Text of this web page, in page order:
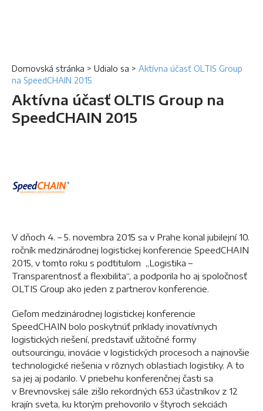
Domovská stránka > Udialo sa > Aktívna účasť OLTIS Group
na SpeedCHAIN 2015
Aktívna účasť OLTIS Group na
SpeedCHAIN 2015
V dňoch 4. – 5. novembra 2015 sa v Prahe konal jubilejní 10.
ročník medzinárodnej logistickej konferencie SpeedCHAIN
2015, v tomto roku s podtitulom „Logistika –
Transparentnosť a flexibilita“, a podporila ho aj spoločnosť
OLTIS Group ako jeden z partnerov konferencie.
Cieľom medzinárodnej logistickej konferencie
SpeedCHAIN bolo poskytnúť príklady inovatívnych
logistických riešení, predstaviť užitočné formy
outsourcingu, inovácie v logistických procesoch a najnovšie
technologické riešenia v rôznych oblastiach logistiky. A to
sa jej aj podarilo. V priebehu konferenčnej časti sa
v Brevnovskej sále zišlo rekordných 653 účastníkov z 12
krajín sveta, ku ktorým prehovorilo v štyroch sekciách